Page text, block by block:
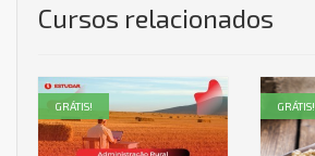
Cursos relacionados
GRÁTIS! GRÁTIS!